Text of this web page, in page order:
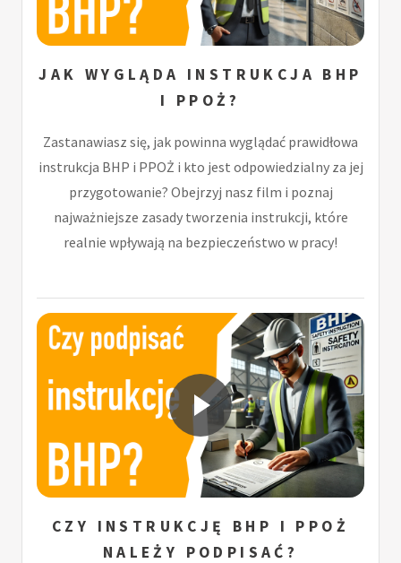
JAK WYGLĄDA INSTRUKCJA BHP
I PPOŻ?
Zastanawiasz się, jak powinna wyglądać prawidłowa
instrukcja BHP i PPOŻ i kto jest odpowiedzialny za jej
przygotowanie? Obejrzyj nasz film i poznaj
najważniejsze zasady tworzenia instrukcji, które
realnie wpływają na bezpieczeństwo w pracy!
CZY INSTRUKCJĘ BHP I PPOŻ
NALEŻY PODPISAĆ?